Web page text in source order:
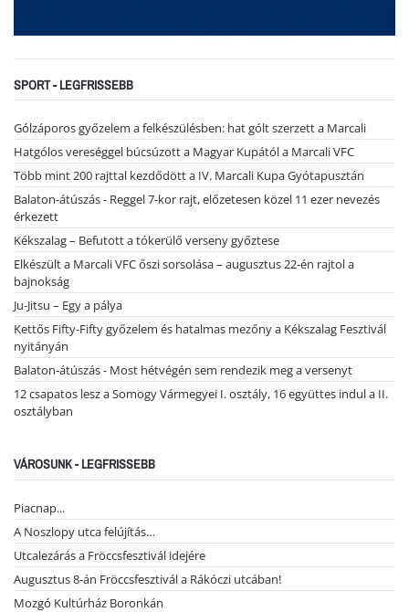
SPORT - LEGFRISSEBB
Gólzáporos győzelem a felkészülésben: hat gólt szerzett a Marcali
Hatgólos vereséggel búcsúzott a Magyar Kupától a Marcali VFC
Több mint 200 rajttal kezdődött a IV. Marcali Kupa Gyótapusztán
Balaton-átúszás - Reggel 7-kor rajt, előzetesen közel 11 ezer nevezés
érkezett
Kékszalag – Befutott a tókerülő verseny győztese
Elkészült a Marcali VFC őszi sorsolása – augusztus 22-én rajtol a
bajnokság
Ju-Jitsu – Egy a pálya
Kettős Fifty-Fifty győzelem és hatalmas mezőny a Kékszalag Fesztivál
nyitányán
Balaton-átúszás - Most hétvégén sem rendezik meg a versenyt
12 csapatos lesz a Somogy Vármegyei I. osztály, 16 együttes indul a II.
osztályban
VÁROSUNK - LEGFRISSEBB
Piacnap...
A Noszlopy utca felújítás…
Utcalezárás a Fröccsfesztivál idejére
Augusztus 8-án Fröccsfesztivál a Rákóczi utcában!
Mozgó Kultúrház Boronkán